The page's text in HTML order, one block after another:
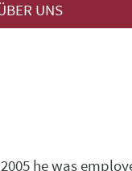
UNS
he was